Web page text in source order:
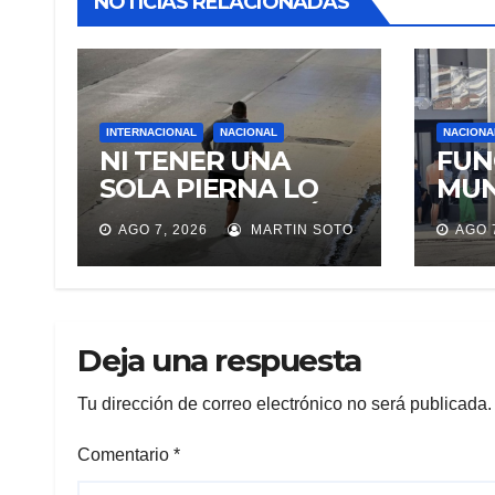
INTERNACIONAL NACIONAL
NI TENER UNA
SOLA PIERNA LO
DETUVO ASALTÓ A
DOS MUJERES Y
HUYÓ BRINCANDO.
AGO 7, 2026 MARTIN SOTO AGO
Deja una respuesta
Tu dirección de correo electrónico no será publicada.
Comentario *